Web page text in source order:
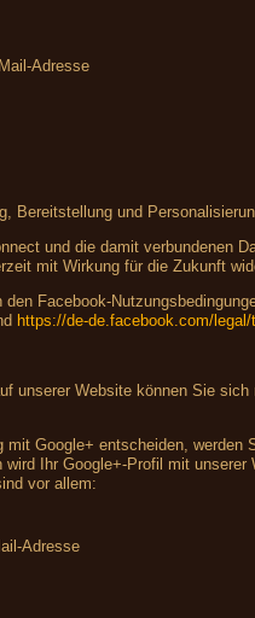
Adresse
Bereitstellung und
und die damit verbundenen
mit Wirkung für die Zukunft
Facebook-
https://de-de.facebook.com/
unserer Website können Sie
mit Google+ entscheiden,
wird Ihr Google+-Profil mit
vor allem:
Adresse